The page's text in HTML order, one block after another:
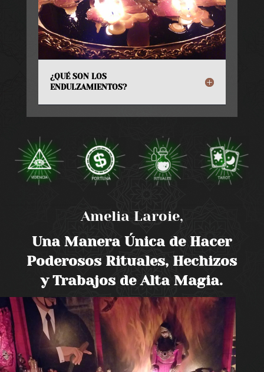
¿QUÉ SON LOS
ENDULZAMIENTOS?
Amelia Laroie,
Una Manera Única de Hacer
Poderosos Rituales, Hechizos
y Trabajos de Alta Magia.